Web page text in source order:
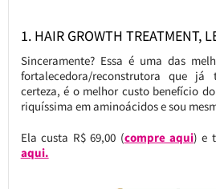
1. HAIR GROWTH TREATMENT,
Sinceramente? Essa é uma das
fortalecedora/reconstrutora que
certeza, é o melhor custo benefício
riquíssima em aminoácidos e sou
Ela custa R$ 69,00 (compre aqui) e
aqui.